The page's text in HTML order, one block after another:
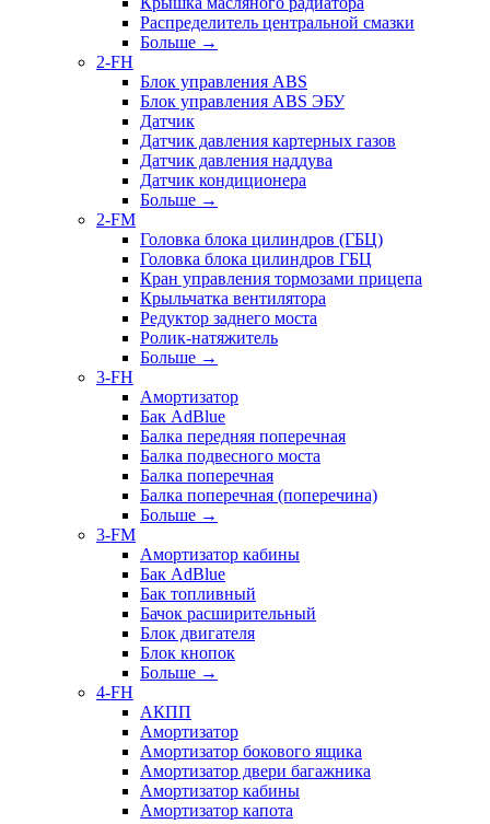
Распределитель центральной смазки
Больше →
2-FH
Блок управления ABS
Блок управления ABS ЭБУ
Датчик
Датчик давления картерных газов
Датчик давления наддува
Датчик кондиционера
Больше →
2-FM
Головка блока цилиндров (ГБЦ)
Головка блока цилиндров ГБЦ
Кран управления тормозами прицепа
Крыльчатка вентилятора
Редуктор заднего моста
Ролик-натяжитель
Больше →
3-FH
Амортизатор
Бак AdBlue
Балка передняя поперечная
Балка подвесного моста
Балка поперечная
Балка поперечная (поперечина)
Больше →
3-FM
Амортизатор кабины
Бак AdBlue
Бак топливный
Бачок расширительный
Блок двигателя
Блок кнопок
Больше →
4-FH
АКПП
Амортизатор
Амортизатор бокового ящика
Амортизатор двери багажника
Амортизатор кабины
Амортизатор капота